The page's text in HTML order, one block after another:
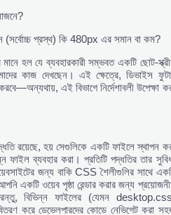
(সর্বোচ্চ প্রস্থ) কি 480px এর সমান বা কম?
হল যে ব্যবহারকারী সম্ভবত একটি ছোট-
কাজ দেখছেন। এই ক্ষেত্রে, ডিভাইস
এই বিভাগে নির্দেশাবলী উপেক্ষা
রয়েছে, হয় সেগুলিকে একটি ফাইলে স্থাপন
ফাইল ব্যবহার করা। প্রতিটি পদ্ধতির তার
জন্য বাকি CSS শৈলীগুলির সাথে
একটি ওয়েব পৃষ্ঠা রেন্ডার করার জন্য
বিভিন্ন ফাইলের (যেমন
করে ডেভেলপারদের কোডে নেভিগেট করা